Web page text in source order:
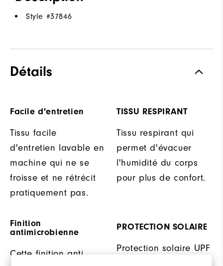
Style #37846
Détails
Facile d'entretien
Tissu facile
d'entretien lavable en
machine qui ne se
froisse et ne rétrécit
pratiquement pas.
TISSU RESPIRANT
Tissu respirant qui
permet d'évacuer
l'humidité du corps
pour plus de confort.
Finition
antimicrobienne
Cette finition anti
PROTECTION SOLAIRE
Protection solaire UPF